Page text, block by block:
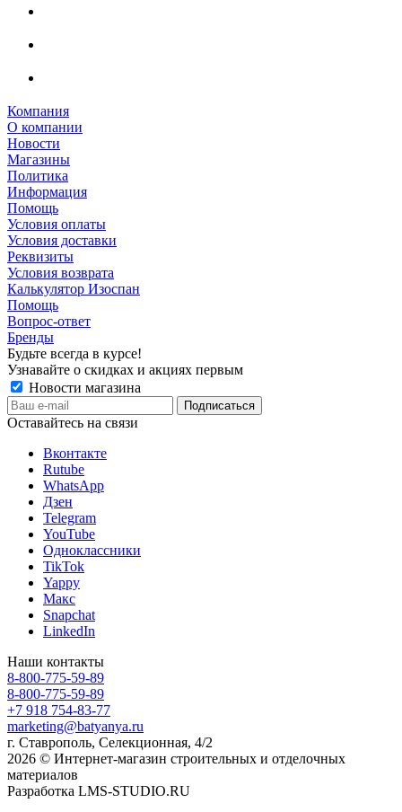
Компания
О компании
Новости
Магазины
Политика
Информация
Помощь
Условия оплаты
Условия доставки
Реквизиты
Условия возврата
Калькулятор Изоспан
Помощь
Вопрос-ответ
Бренды
Будьте всегда в курсе!
Узнавайте о скидках и акциях первым
Новости магазина
Оставайтесь на связи
Вконтакте
Rutube
WhatsApp
Дзен
Telegram
YouTube
Одноклассники
TikTok
Yappy
Макс
Snapchat
LinkedIn
Наши контакты
8-800-775-59-89
8-800-775-59-89
+7 918 754-83-77
marketing@batyanya.ru
г. Ставрополь, Селекционная, 4/2
2026 © Интернет-магазин строительных и отделочных
материалов
Разработка LMS-STUDIO.RU